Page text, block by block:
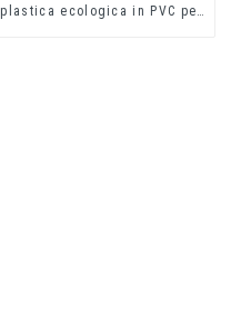
plastica ecologica in PVC per